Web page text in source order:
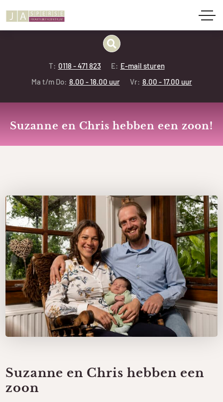
T: 0118 - 471 823 E: E-mail sturen
Ma t/m Do: 8.00 - 18.00 uur Vr: 8.00 - 17.00 uur
Suzanne en Chris hebben een zoon!
Suzanne en Chris hebben een
zoon